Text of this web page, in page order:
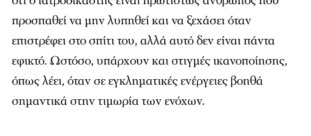
προσπαθεί να μην λυπηθεί και να ξεχάσει όταν
επιστρέφει στο σπίτι του, αλλά αυτό δεν είναι πάντα
εφικτό. Ωστόσο, υπάρχουν και στιγμές ικανοποίησης,
όπως λέει, όταν σε εγκληματικές ενέργειες βοηθά
σημαντικά στην τιμωρία των ενόχων.